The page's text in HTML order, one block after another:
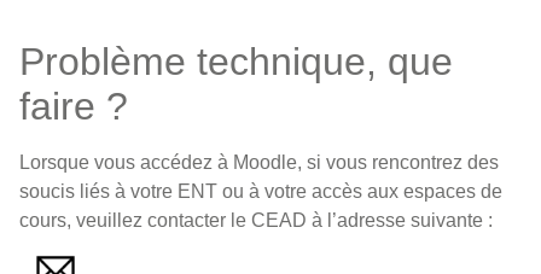
Problème technique, que
faire ?
Lorsque vous accédez à Moodle, si vous rencontrez des
soucis liés à votre ENT ou à votre accès aux espaces de
cours, veuillez contacter le CEAD à l’adresse suivante :